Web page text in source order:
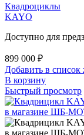
Квадроциклы
KAYO
Доступно для
899 000 ₽
Добавить в список
В корзину
Быстрый просмотр